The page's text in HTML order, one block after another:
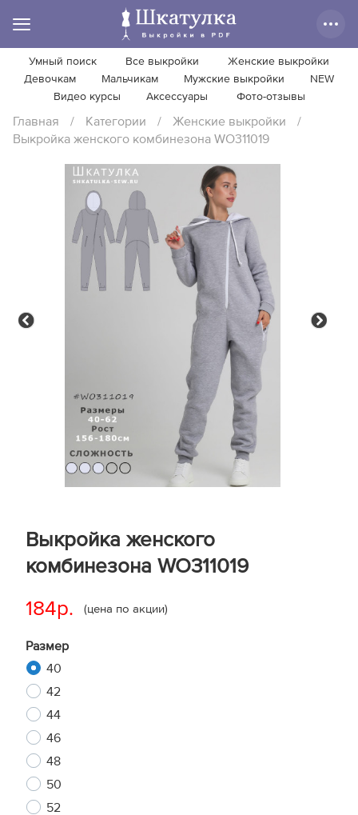
Умный поиск Все выкройки
Женские выкройки
Девочкам
Мальчикам Мужские выкройки
NEW
Видео курсы
Аксессуары Фото-отзывы
Главная / Категории / Женские выкройки
/
Выкройка женского комбинезона WO311019
Выкройка женского
комбинезона WO311019
184р. (цена по акции)
Размер
40
42
44
46
48
50
52